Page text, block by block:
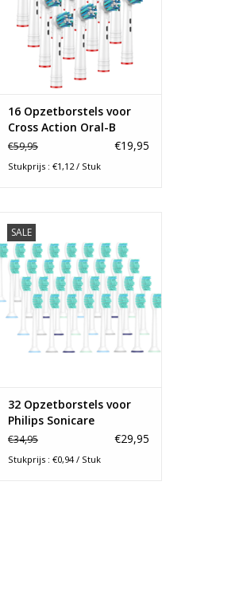
TOEVOEGEN AAN WINKELWAGEN
16 Opzetborstels voor
Cross Action Oral-B
€59,95 €19,95
Stukprijs : €1,12 / Stuk
SALE
Philips Sonicare elektrische
tandenborstels. Geen
verzendkosten, passen in uw
brievenbus!
TOEVOEGEN AAN WINKELWAGEN
32 Opzetborstels voor
Philips Sonicare
€34,95 €29,95
Stukprijs : €0,94 / Stuk